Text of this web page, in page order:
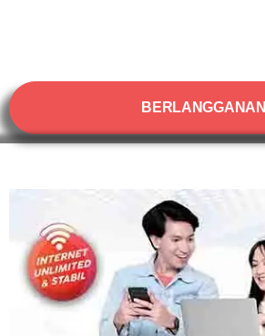
BERLANGGANAN